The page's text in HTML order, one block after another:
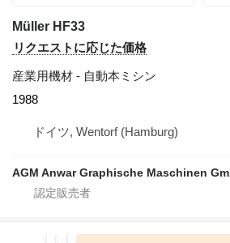
Müller HF33
リクエストに応じた価格
産業用機材 - 自動本ミシン
1988
ドイツ, Wentorf (Hamburg)
AGM Anwar Graphische Maschinen